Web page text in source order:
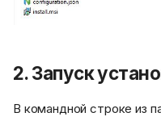
2. Запуск
В командной строке из